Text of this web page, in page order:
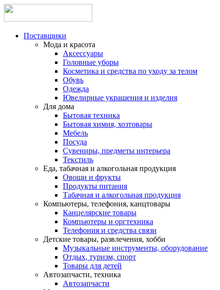
Поставщики
Мода и красота
Аксессуары
Головные уборы
Косметика и средства по уходу за телом
Обувь
Одежда
Ювелирные украшения и изделия
Для дома
Бытовая техника
Бытовая химия, хозтовары
Мебель
Посуда
Сувениры, предметы интерьера
Текстиль
Еда, табачная и алкогольная продукция
Овощи и фрукты
Продукты питания
Табачная и алкогольная продукция
Компьютеры, телефония, канцтовары
Канцелярские товары
Компьютеры и оргтехника
Телефония и средства связи
Детские товары, развлечения, хобби
Музыкальные инструменты, оборудование
Отдых, туризм, спорт
Товары для детей
Автозапчасти, техника
Автозапчасти